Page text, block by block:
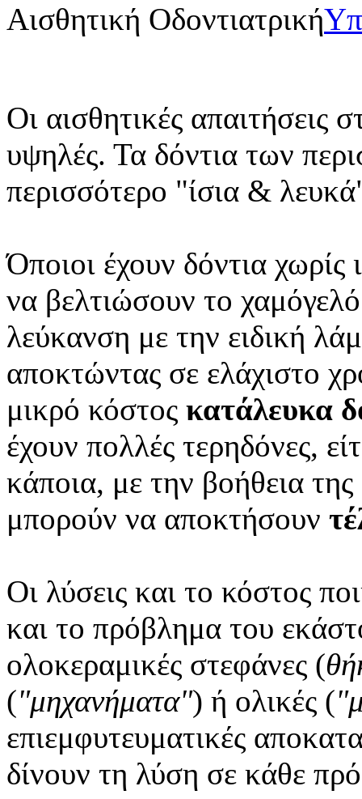
Αισθητική Οδοντιατρική
Οι αισθητικές απαιτήσεις
υψηλές. Τα δόντια των
περισσότερο "ίσια &
Όποιοι έχουν δόντια
να βελτιώσουν το
λεύκανση με την ειδική
αποκτώντας σε ελάχιστο
μικρό κόστος κατάλευκα
έχουν πολλές τερηδόνες,
κάποια, με την βοήθεια της
μπορούν να αποκτήσουν
Οι λύσεις και το κόστος
και το πρόβλημα του
ολοκεραμικές στεφάνες (
("μηχανήματα") ή ολικές (
επιεμφυτευματικές
δίνουν τη λύση σε κάθε